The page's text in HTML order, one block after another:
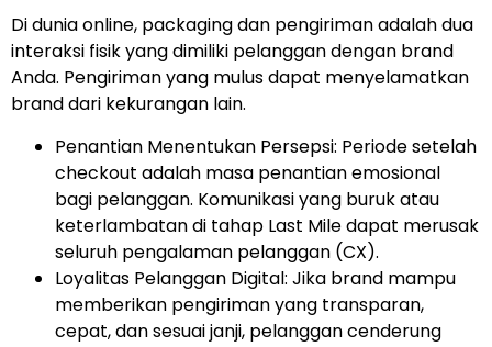
Di dunia online, packaging dan pengiriman adalah dua
interaksi fisik yang dimiliki pelanggan dengan brand
Anda. Pengiriman yang mulus dapat menyelamatkan
brand dari kekurangan lain.
Penantian Menentukan Persepsi: Periode setelah
checkout adalah masa penantian emosional
bagi pelanggan. Komunikasi yang buruk atau
keterlambatan di tahap Last Mile dapat merusak
seluruh pengalaman pelanggan (CX).
Loyalitas Pelanggan Digital: Jika brand mampu
memberikan pengiriman yang transparan,
cepat, dan sesuai janji, pelanggan cenderung